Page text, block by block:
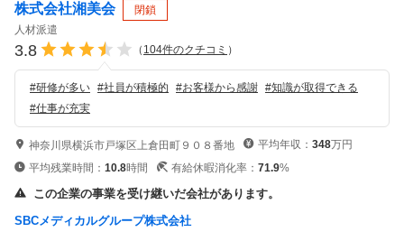
株式会社湘美会
閉鎖
人材派遣
3.8 （ 104件のクチコミ ）
#研修が多い #社員が積極的 #お客様から感謝 #知識が取得できる
#仕事が充実
神奈川県横浜市戸塚区上倉田町９０８番地 平均年収： 348万円
平均残業時間： 10.8時間 有給休暇消化率： 71.9%
この企業の事業を受け継いだ会社があります。
SBCメディカルグループ株式会社